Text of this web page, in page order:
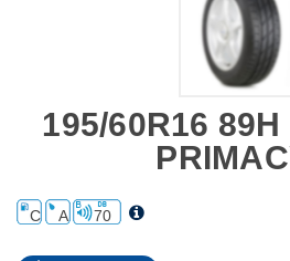
195/60R16
C A 70